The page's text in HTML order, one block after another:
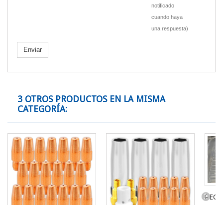
notificado
cuando haya
una respuesta)
Enviar
3 OTROS PRODUCTOS EN LA MISMA
CATEGORÍA: